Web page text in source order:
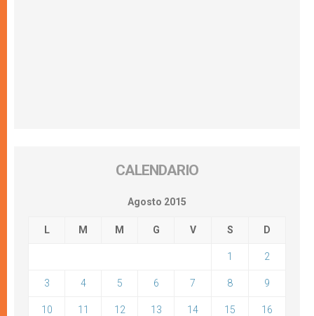
CALENDARIO
Agosto 2015
L M M G V S D
1 2
3 4 5 6 7 8 9
10 11 12 13 14 15 16